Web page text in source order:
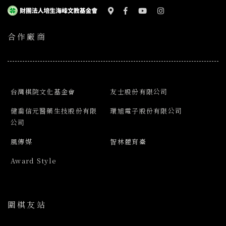
合作廠商
台灣棋院文化基金會
友士股份有限公司
健喬信元醫藥生技股份有限
公司
環旭電子股份有限公司
風傳媒
智林體育臺
Award Style
圍棋友站